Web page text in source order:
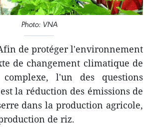
Photo: VNA
de protéger l'environnement
de changement climatique de
l'un des questions
la réduction des émissions de
dans la production agricole,
de riz.